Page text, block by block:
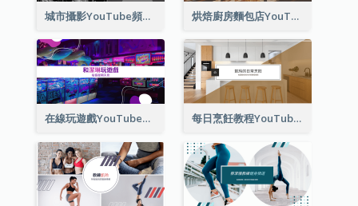
城市攝影YouTube頻道圖片 烘焙廚房麵包店YouTube頻道圖片
在線玩遊戲YouTube頻道圖片 每日烹飪教程YouTube頻道圖片